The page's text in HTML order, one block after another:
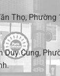
Thọ, Phường
Duy Cung,